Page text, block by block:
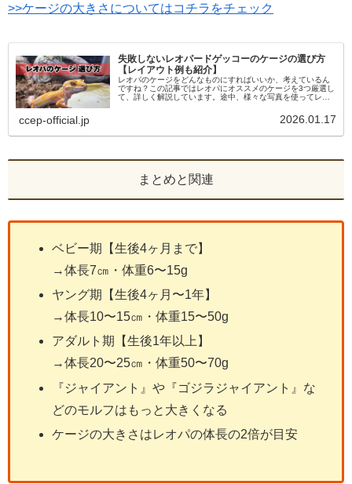
>>ケージの大きさについてはコチラをチェック
失敗しないレオパードゲッコーのケージの選び方
【レイアウト例も紹介】
レオパのケージをどんなものにすればいいか、考えているん
ですね？この記事ではレオパにオススメのケージを3つ厳選し
て、詳しく解説しています。途中、様々な写真を使ってレイ
選択肢が増えます。読み進めて確認してみて下さい。
ccep-official.jp 2026.01.17
まとめと関連
ベビー期【生後4ヶ月まで】
→体長7㎝・体重6〜15g
ヤング期【生後4ヶ月〜1年】
→体長10〜15㎝・体重15〜50g
アダルト期【生後1年以上】
→体長20〜25㎝・体重50〜70g
『ジャイアント』や『ゴジラジャイアント』な
どのモルフはもっと大きくなる
ケージの大きさはレオパの体長の2倍が目安